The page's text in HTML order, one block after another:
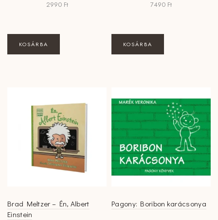
2990 Ft
KOSÁRBA
7490 Ft
KOSÁRBA
Brad Meltzer – Én, Albert
Einstein
Pagony: Boribon karácsonya